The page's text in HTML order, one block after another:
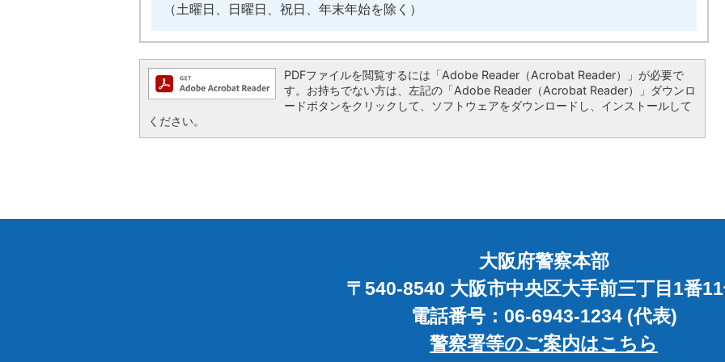
（土曜日、日曜日、祝日、年末年始を除く）
PDFファイルを閲覧するには「Adobe Reader（Acrobat Reader）」が必要で
す。お持ちでない方は、左記の「Adobe Reader（Acrobat Reader）」ダウンロ
ードボタンをクリックして、ソフトウェアをダウンロードし、インストールして
ください。
大阪府警察本部
〒540-8540 大阪市中央区大手前三丁目1番
電話番号：06-6943-1234 (代表)
警察署等のご案内はこちら